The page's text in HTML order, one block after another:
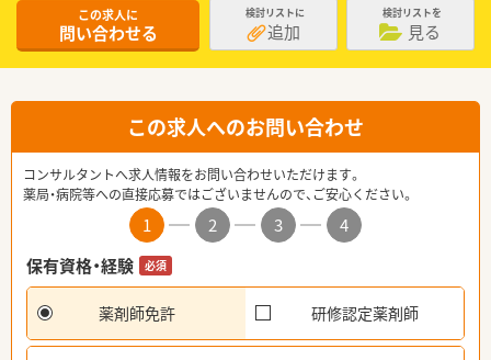
この求人に
問い合わせる
検討リストに
追加
検討リストを
見る
この求人へのお問い合わせ
コンサルタントへ求人情報をお問い合わせいただけます。
薬局・病院等への直接応募ではございませんので、ご安心ください。
1 2 3
4
保有資格・経験
必須
薬剤師免許 研修認定薬剤師